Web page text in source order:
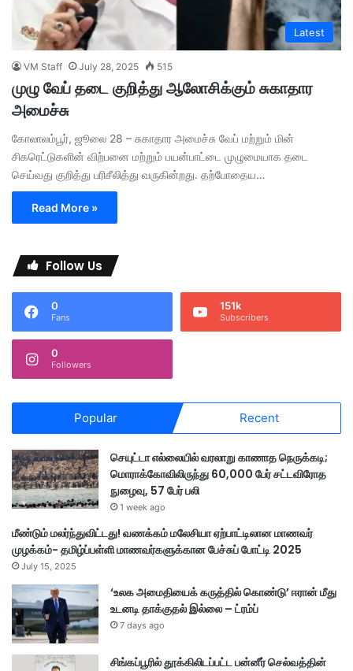
Latest
VM Staff July 28, 2025 515
முழு வேப் தடை குறித்து ஆலோசிக்கும் சுகாதார
அமைச்சு
கோலாலம்பூர், ஜூலை 28 – சுகாதார அமைச்சு வேப் மற்றும் மின்
சிகரெட்டுகளின் விற்பனை மற்றும் பயன்பாட்டை முழுமையாக தடை
செய்வது குறித்து பரிசீலித்து வருகின்றது. தற்போதைய…
Read More »
Follow Us
0
Fans
151k
Subscribers
0
Followers
Popular Recent
செயுட்டா எல்லையில் வரலாறு காணாத நெருக்கடி;
மொராக்கோவிலிருந்து 60,000 பேர் சட்டவிரோத
நுழைவு, 57 பேர் பலி
1 week ago
மீண்டும் மலர்ந்துவிட்டது! வணக்கம் மலேசியா ஏற்பாட்டிலான மாணவர்
முழக்கம்- தமிழ்ப்பள்ளி மாணவர்களுக்கான பேச்சுப் போட்டி 2025
July 15, 2025
‘உலக அமைதியைக் கருத்தில் கொண்டு’ ஈரான் மீது
உடனடி தாக்குதல் இல்லை – ட்ரம்ப்
7 days ago
சிங்கப்பூரில் தூக்கிலிடப்பட்ட பன்னீர் செல்வத்தின்